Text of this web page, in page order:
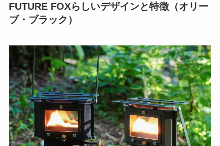
FUTURE FOXらしいデザインと特徴（オリー
ブ・ブラック）